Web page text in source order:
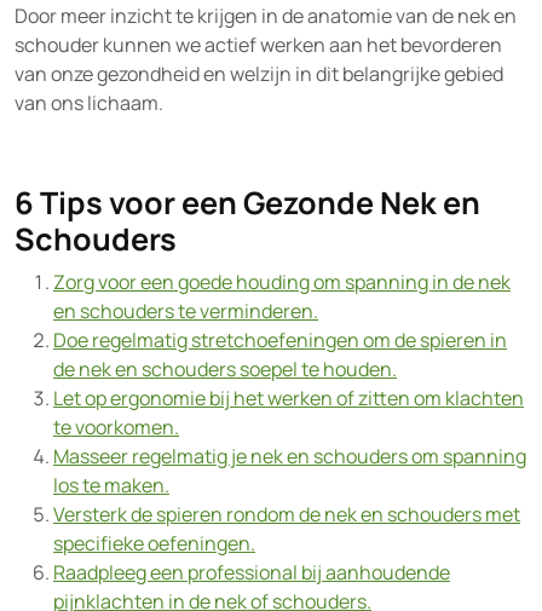
Door meer inzicht te krijgen in de anatomie van de nek en
schouder kunnen we actief werken aan het bevorderen
van onze gezondheid en welzijn in dit belangrijke gebied
van ons lichaam.
6 Tips voor een Gezonde Nek en
Schouders
Zorg voor een goede houding om spanning in de nek
en schouders te verminderen.
Doe regelmatig stretchoefeningen om de spieren in
de nek en schouders soepel te houden.
Let op ergonomie bij het werken of zitten om klachten
te voorkomen.
Masseer regelmatig je nek en schouders om spanning
los te maken.
Versterk de spieren rondom de nek en schouders met
specifieke oefeningen.
Raadpleeg een professional bij aanhoudende
pijnklachten in de nek of schouders.